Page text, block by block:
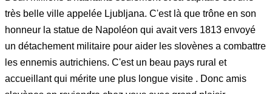
très belle ville appelée Ljubljana. C'est là que trône en son
honneur la statue de Napoléon qui avait vers 1813 envoyé
un détachement militaire pour aider les slovènes a combattre
les ennemis autrichiens. C'est un beau pays rural et
accueillant qui mérite une plus longue visite . Donc amis